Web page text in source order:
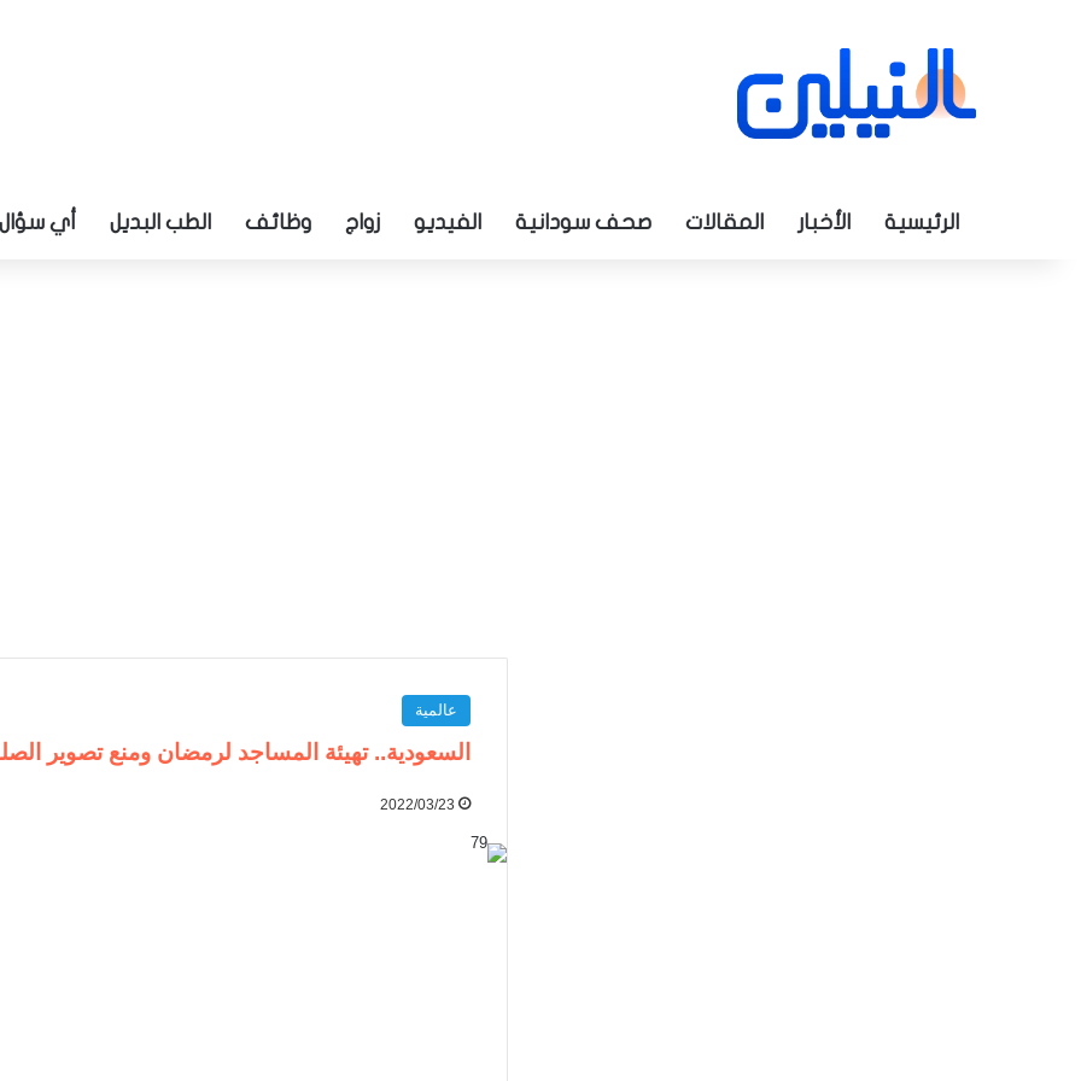
الرئيسية الأخبار المقالات صحف سودانية الفيديو زواج وظائف الطب البديل أي سؤال
عالمية
السعودية.. تهيئة المساجد لرمضان ومنع تصوير
2022/03/23